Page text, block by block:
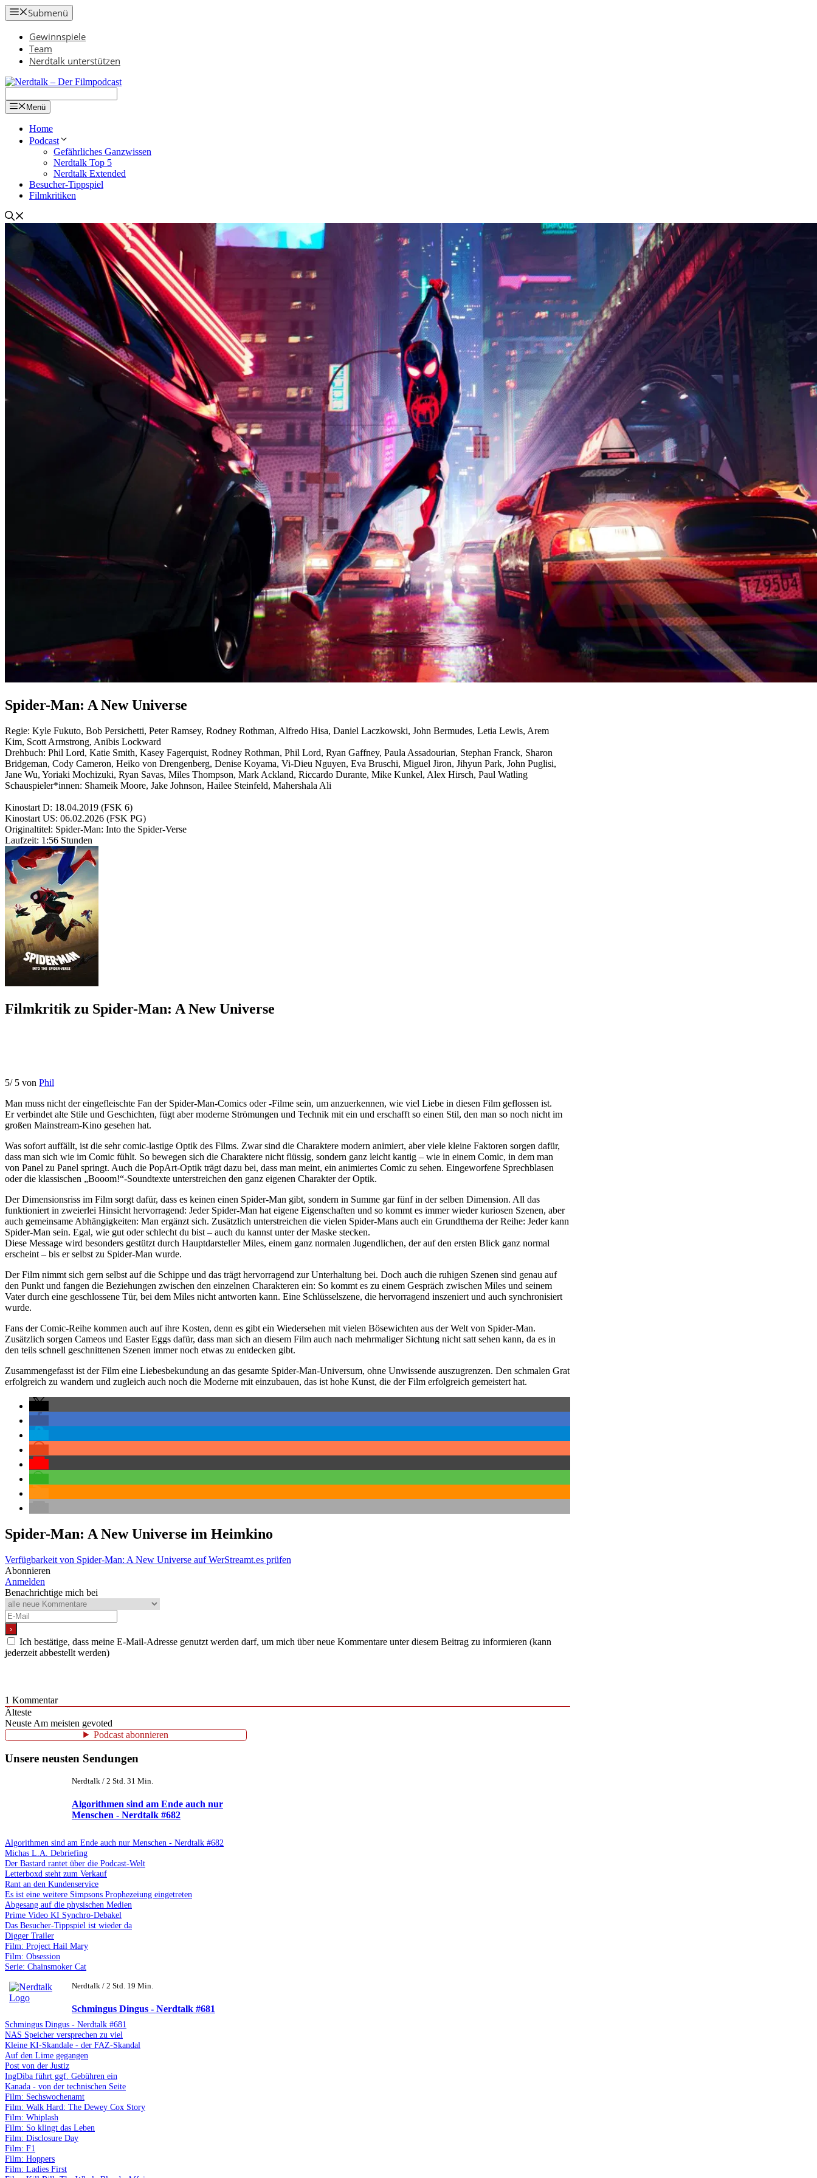
Zum
Inhalt
springen
Submenü
Gewinnspiele
Team
Nerdtalk unterstützen
Menü
Home
Podcast
Gefährliches Ganzwissen
Nerdtalk Top 5
Nerdtalk Extended
Besucher-Tippspiel
Filmkritiken
Spider-Man: A New Universe
Regie: Kyle Fukuto, Bob Persichetti, Peter Ramsey, Rodney Rothman, Alfredo Hisa, Daniel Laczkowski, John Bermudes, Letia Lewis, Arem
Kim, Scott Armstrong, Anibis Lockward
Drehbuch: Phil Lord, Katie Smith, Kasey Fagerquist, Rodney Rothman, Phil Lord, Ryan Gaffney, Paula Assadourian, Stephan Franck, Sharon
Bridgeman, Cody Cameron, Heiko von Drengenberg, Denise Koyama, Vi-Dieu Nguyen, Eva Bruschi, Miguel Jiron, Jihyun Park, John Puglisi,
Jane Wu, Yoriaki Mochizuki, Ryan Savas, Miles Thompson, Mark Ackland, Riccardo Durante, Mike Kunkel, Alex Hirsch, Paul Watling
Schauspieler*innen: Shameik Moore, Jake Johnson, Hailee Steinfeld, Mahershala Ali
Kinostart D: 18.04.2019 (FSK 6)
Kinostart US: 06.02.2026 (FSK PG)
Originaltitel: Spider-Man: Into the Spider-Verse
Laufzeit: 1:56 Stunden
Filmkritik zu Spider-Man: A New Universe
5/ 5 von Phil
Man muss nicht der eingefleischte Fan der Spider-Man-Comics oder -Filme sein, um anzuerkennen, wie viel Liebe in diesen Film geflossen ist.
Er verbindet alte Stile und Geschichten, fügt aber moderne Strömungen und Technik mit ein und erschafft so einen Stil, den man so noch nicht im
großen Mainstream-Kino gesehen hat.
Was sofort auffällt, ist die sehr comic-lastige Optik des Films. Zwar sind die Charaktere modern animiert, aber viele kleine Faktoren sorgen dafür,
dass man sich wie im Comic fühlt. So bewegen sich die Charaktere nicht flüssig, sondern ganz leicht kantig – wie in einem Comic, in dem man
von Panel zu Panel springt. Auch die PopArt-Optik trägt dazu bei, dass man meint, ein animiertes Comic zu sehen. Eingeworfene Sprechblasen
oder die klassischen „Booom!“-Soundtexte unterstreichen den ganz eigenen Charakter der Optik.
Der Dimensionsriss im Film sorgt dafür, dass es keinen einen Spider-Man gibt, sondern in Summe gar fünf in der selben Dimension. All das
funktioniert in zweierlei Hinsicht hervorragend: Jeder Spider-Man hat eigene Eigenschaften und so kommt es immer wieder kuriosen Szenen, aber
auch gemeinsame Abhängigkeiten: Man ergänzt sich. Zusätzlich unterstreichen die vielen Spider-Mans auch ein Grundthema der Reihe: Jeder kann
Spider-Man sein. Egal, wie gut oder schlecht du bist – auch du kannst unter der Maske stecken.
Diese Message wird besonders gestützt durch Hauptdarsteller Miles, einem ganz normalen Jugendlichen, der auf den ersten Blick ganz normal
erscheint – bis er selbst zu Spider-Man wurde.
Der Film nimmt sich gern selbst auf die Schippe und das trägt hervorragend zur Unterhaltung bei. Doch auch die ruhigen Szenen sind genau auf
den Punkt und fangen die Beziehungen zwischen den einzelnen Charakteren ein: So kommt es zu einem Gespräch zwischen Miles und seinem
Vater durch eine geschlossene Tür, bei dem Miles nicht antworten kann. Eine Schlüsselszene, die hervorragend inszeniert und auch synchronisiert
wurde.
Fans der Comic-Reihe kommen auch auf ihre Kosten, denn es gibt ein Wiedersehen mit vielen Bösewichten aus der Welt von Spider-Man.
Zusätzlich sorgen Cameos und Easter Eggs dafür, dass man sich an diesem Film auch nach mehrmaliger Sichtung nicht satt sehen kann, da es in
den teils schnell geschnittenen Szenen immer noch etwas zu entdecken gibt.
Zusammengefasst ist der Film eine Liebesbekundung an das gesamte Spider-Man-Universum, ohne Unwissende auszugrenzen. Den schmalen Grat
erfolgreich zu wandern und zugleich auch noch die Moderne mit einzubauen, das ist hohe Kunst, die der Film erfolgreich gemeistert hat.
Spider-Man: A New Universe im Heimkino
Verfügbarkeit von Spider-Man: A New Universe auf WerStreamt.es prüfen
Abonnieren
Anmelden
Benachrichtige mich bei
Ich bestätige, dass meine E-Mail-Adresse genutzt werden darf, um mich über neue Kommentare unter diesem Beitrag zu informieren (kann
jederzeit abbestellt werden)
1 Kommentar
Älteste
Neuste Am meisten gevoted
Podcast abonnieren
Unsere neusten Sendungen
Nerdtalk / 2 Std. 31 Min.
Algorithmen sind am Ende auch nur
Menschen - Nerdtalk #682
Algorithmen sind am Ende auch nur Menschen - Nerdtalk #682
Michas L.A. Debriefing
Der Bastard rantet über die Podcast-Welt
Letterboxd steht zum Verkauf
Rant an den Kundenservice
Es ist eine weitere Simpsons Prophezeiung eingetreten
Abgesang auf die physischen Medien
Prime Video KI Synchro-Debakel
Das Besucher-Tippspiel ist wieder da
Digger Trailer
Film: Project Hail Mary
Film: Obsession
Serie: Chainsmoker Cat
Nerdtalk / 2 Std. 19 Min.
Schmingus Dingus - Nerdtalk #681
Schmingus Dingus - Nerdtalk #681
NAS Speicher versprechen zu viel
Kleine KI-Skandale - der FAZ-Skandal
Auf den Lime gegangen
Post von der Justiz
IngDiba führt ggf. Gebühren ein
Kanada - von der technischen Seite
Film: Sechswochenamt
Film: Walk Hard: The Dewey Cox Story
Film: Whiplash
Film: So klingt das Leben
Film: Disclosure Day
Film: F1
Film: Hoppers
Film: Ladies First